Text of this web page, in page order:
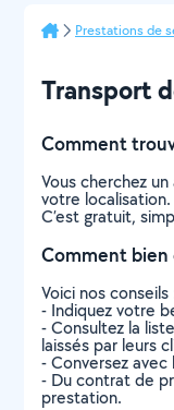
Prestations de
Transport
Comment
Vous cherchez
votre
C’est gratuit,
Comment bien
Voici nos conseils
- Indiquez votre
- Consultez la
laissés par leurs
- Conversez
- Du contrat de
prestation.